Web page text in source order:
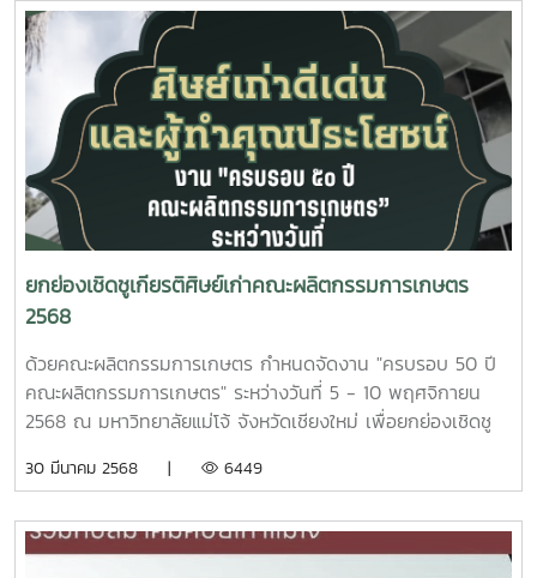
ละแม อำเภอละแม จังหวัด
ชุมพร_______________________________#สมาคมศิษย์
เก่าแม่โจ้#ลูกแม่โจ้#แม่
โจ้90ปี#maejo90th#MAA#MAANews#สื่อสารองค์กรสมาคม
ศิษย์เก่าแม่โจ้#ลูกแม่โจ้ผูกพันใกล้ชิดกันมากขึ้น
ยกย่องเชิดชูเกียรติศิษย์เก่าคณะผลิตกรรมการเกษตร
2568
ด้วยคณะผลิตกรรมการเกษตร กำหนดจัดงาน "ครบรอบ 50 ปี
คณะผลิตกรรมการเกษตร" ระหว่างวันที่ 5 - 10 พฤศจิกายน
2568 ณ มหาวิทยาลัยแม่โจ้ จังหวัดเชียงใหม่ เพื่อยกย่องเชิดชู
รวมทั้งเป็นการเผยแพร่ประชาสัมพันธ์การดำเนินงานในด้านการ
เกี่ยวข้อง นั้น ดังนั้น คณะกรรมการกลั่นกรองคุณสมบัติผู้ที่
สมควรได้รับการยกย่องเชิดซูเกียรติศิษย์เก่าดีเด่นและผู้ทำคุณ
30 มีนาคม 2568 | 6449